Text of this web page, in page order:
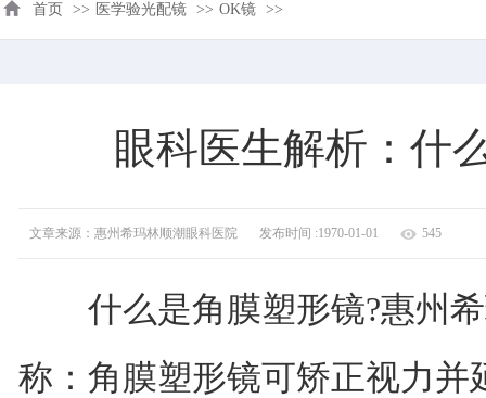
首页 >> 医学验光配镜 >> OK镜 >>
眼科医生解析：什
文章来源：惠州希玛林顺潮眼科医院 发布时间 :1970-01-01 545
什么是角膜塑形镜?惠州希
称：角膜塑形镜可矫正视力